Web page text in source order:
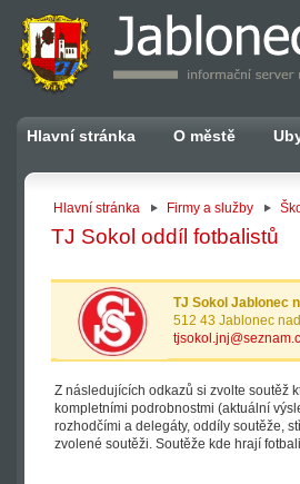
Hlavní stránka O městě
Hlavní stránka Firmy a služby
TJ Sokol oddíl fotbalistů
TJ Sokol Jablonec
512 43 Jablonec
Z následujících odkazů si zvolte soutěž
kompletními podrobnostmi (aktuální
rozhodčími a delegáty, oddíly soutěže,
zvolené soutěži. Soutěže kde hrají